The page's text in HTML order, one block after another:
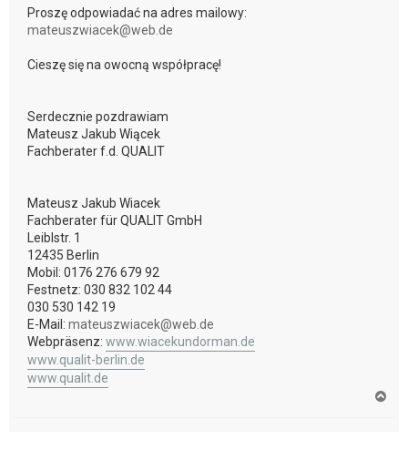
Proszę odpowiadać na adres mailowy:
mateuszwiacek@web.de
Cieszę się na owocną współpracę!
Serdecznie pozdrawiam
Mateusz Jakub Wiącek
Fachberater f.d. QUALIT
Mateusz Jakub Wiacek
Fachberater für QUALIT GmbH
Leiblstr. 1
12435 Berlin
Mobil: 0176 276 679 92
Festnetz: 030 832 102 44
030 530 142 19
E-Mail: mateuszwiacek@web.de
Webpräsenz: www.wiacekundorman.de
www.qualit-berlin.de
www.qualit.de